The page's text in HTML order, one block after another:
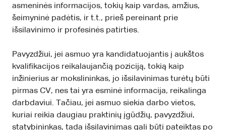
asmeninės informacijos, tokių kaip vardas, amžius,
šeimyninė padėtis, ir t.t., prieš pereinant prie
išsilavinimo ir profesinės patirties.
Pavyzdžiui, jei asmuo yra kandidatuojantis į aukštos
kvalifikacijos reikalaujančią poziciją, tokią kaip
inžinierius ar mokslininkas, jo išsilavinimas turėtų būti
pirmas CV, nes tai yra esminė informacija, reikalinga
darbdaviui. Tačiau, jei asmuo siekia darbo vietos,
kuriai reikia daugiau praktinių įgūdžių, pavyzdžiui,
statybininkas, tada išsilavinimas gali būti pateiktas po